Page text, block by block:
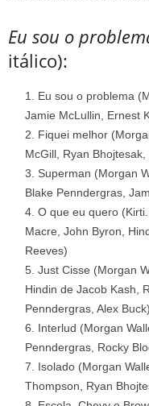
Eu sou o
itálico):
Eu sou o problema
Jamie McLullin, Ernest
Fiquei melhor
McGill, Ryan
Superman (Morgan
Blake Penndergras,
O que eu quero
Macre, John Byron,
Reeves)
Just Cisse (Morgan
Hindin de Jacob Kash,
Penndergras, Alex Buck)
Interlud (Morgan
Penndergras, Rocky
Isolado (Morgan
Thompson, Ryan